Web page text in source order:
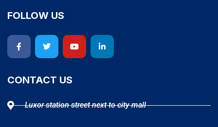
FOLLOW US
CONTACT US
Luxor station street next to city mall